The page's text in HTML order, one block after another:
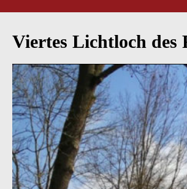
Viertes Lichtloch des